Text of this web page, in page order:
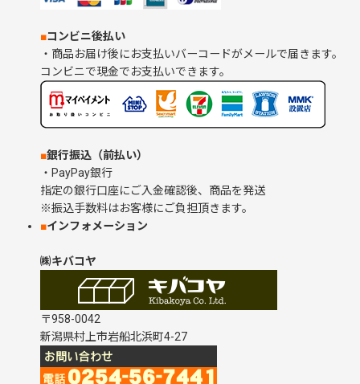
■コンビニ後払い
・商品お届け後にお支払いバーコードがメールで届きます。
コンビニで現金でお支払いできます。
■銀行振込（前払い）
・PayPay銀行
指定の銀行口座にご入金確認後、商品を発送
※振込手数料はお客様にご負担頂きます。
■インフォメーション
㈱キバコヤ
〒958-0042
新潟県村上市岩船北浜町4-27